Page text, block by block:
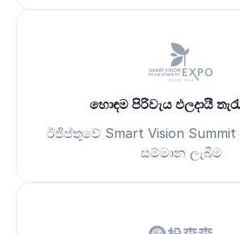
හොඳම පිරිවැය ඵලදායී
ඊජිප්තුවේ Smart Vision
සම්මාන ලැබීම